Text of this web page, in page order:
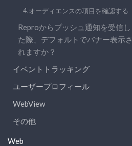
4.オーディエンスの項目を確認する
Reproからプッシュ通知を受信し
た際、デフォルトでバナー表示さ
れますか？
イベントトラッキング
ユーザープロフィール
WebView
その他
Web